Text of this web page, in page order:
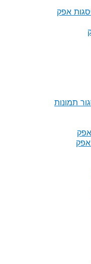
אפק
תמונות
אפק